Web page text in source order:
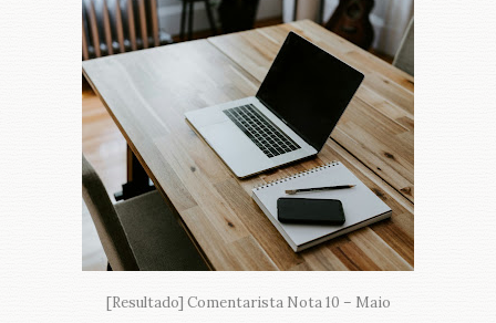
[Resultado] Comentarista Nota 10 – Maio